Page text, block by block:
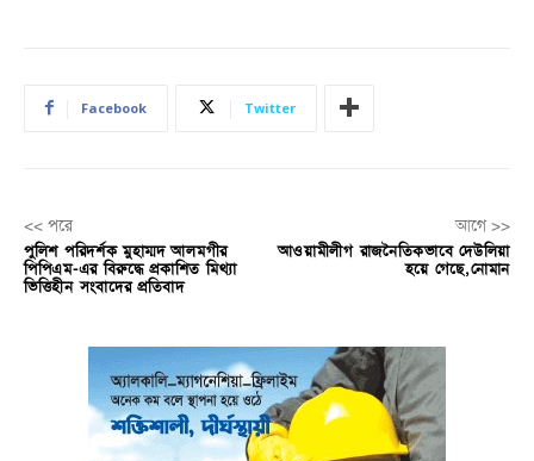
Facebook Twitter
<< পরে
পুলিশ পরিদর্শক মুহাম্মদ আলমগীর
পিপিএম-এর বিরুদ্ধে প্রকাশিত মিথ্যা
ভিত্তিহীন সংবাদের প্রতিবাদ
আগে >>
আওয়ামীলীগ রাজনৈতিকভাবে দেউলিয়া
হয়ে গেছে,নোমান